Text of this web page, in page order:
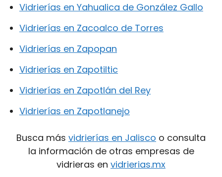
Vidrierías en Yahualica de González Gallo
Vidrierías en Zacoalco de Torres
Vidrierías en Zapopan
Vidrierías en Zapotiltic
Vidrierías en Zapotlán del Rey
Vidrierías en Zapotlanejo
Busca más vidrierías en Jalisco o consulta
la información de otras empresas de
vidrieras en vidrierias.mx